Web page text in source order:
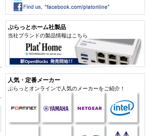
ぷらっとホーム社製品
当社ブランドの製品情報はこちら
人気・定番メーカー
ぷらっとオンラインで人気のメーカーをご紹介！